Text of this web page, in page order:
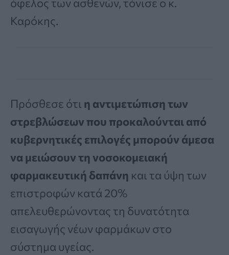
Καρόκης.
Πρόσθεσε ότι η αντιμετώπιση των
στρεβλώσεων που προκαλούνται από
κυβερνητικές επιλογές μπορούν άμεσα
να μειώσουν τη νοσοκομειακή
φαρμακευτική δαπάνη και τα ύψη των
επιστροφών κατά 20%
απελευθερώνοντας τη δυνατότητα
εισαγωγής νέων φαρμάκων στο
σύστημα υγείας.